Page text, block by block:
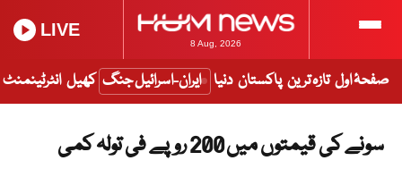
8 Aug, 2026
LIVE
صفحۂ اول تازہ ترین پاکستان دنیا ایران-اسرائیل جنگ کھیل انٹرٹینمنٹ
سونے کی قیمتوں میں 200 روپے فی تولہ کمی